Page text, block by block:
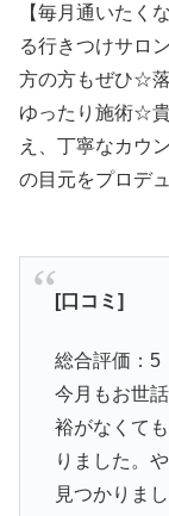
【毎月通いたく
る行きつけサロ
方の方もぜひ☆
ゆったり施術☆
え、丁寧なカウ
の目元をプロデ
[口コミ]
総合評価：5
今月もお世
裕がなくて
りました。
見つかりま